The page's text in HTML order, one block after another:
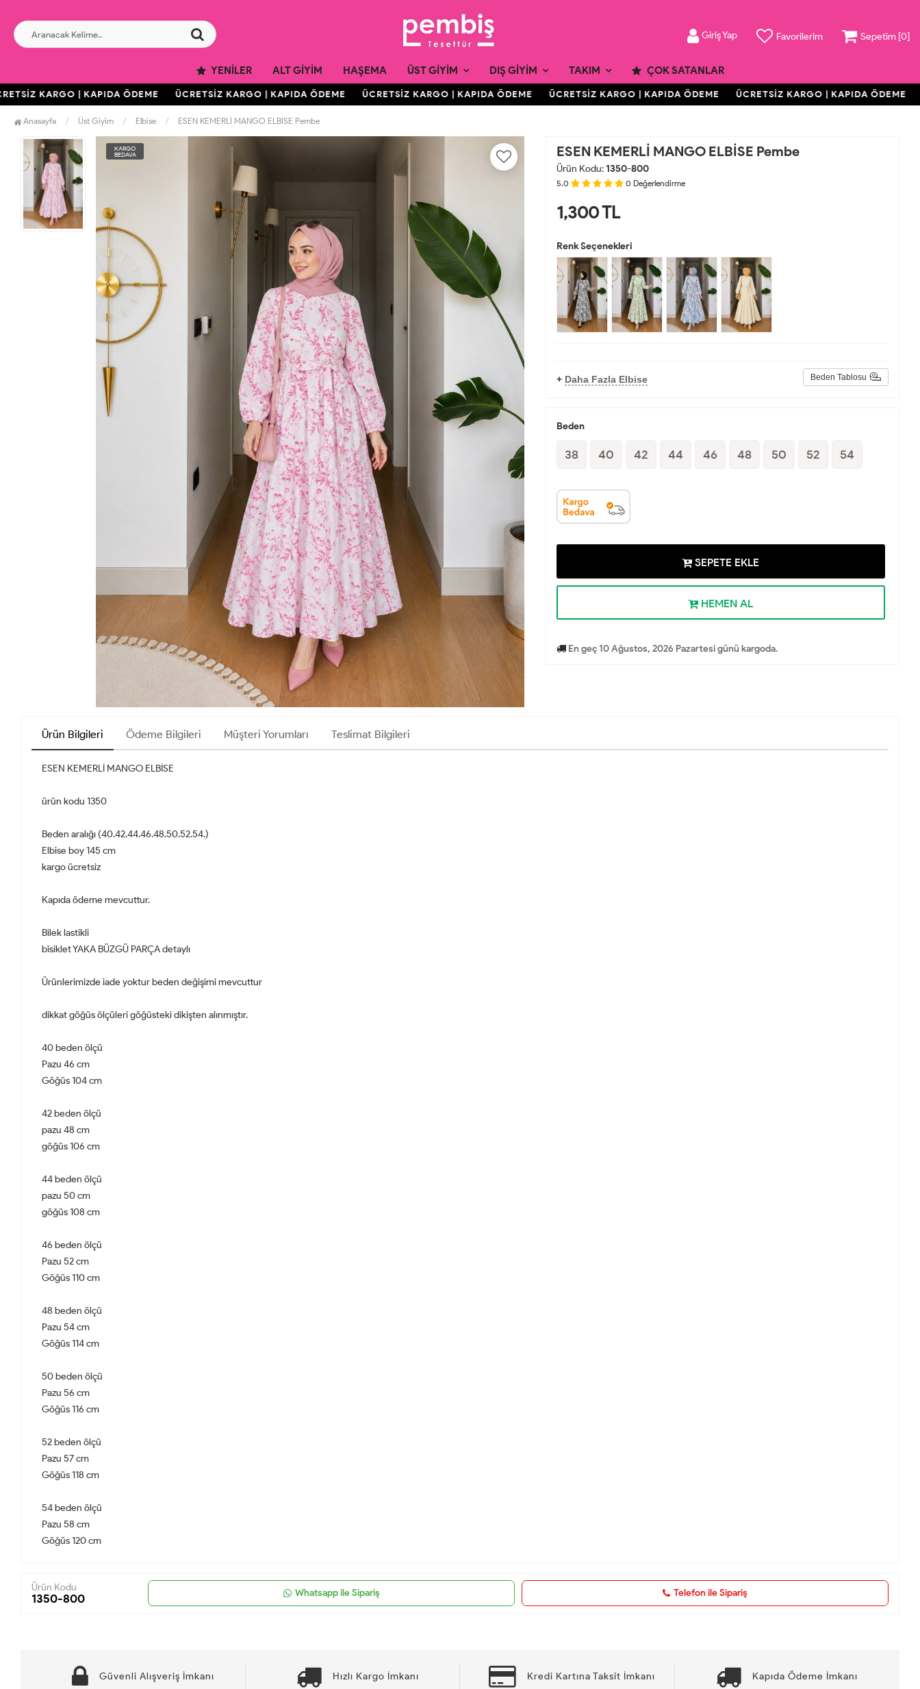
Giriş Yap Favorilerim Sepetim [0]
YENILER ALT GIYIM HAŞEMA ÜST GIYIM DIŞ GIYIM TAKIM ÇOK SATANLAR
KARGO | KAPIDA ÖDEME ÜCRETSİZ KARGO | KAPIDA ÖDEME ÜCRETSİZ KARGO | KAPIDA ÖDEME ÜCRETSİZ KARGO | KAPIDA ÖDEME ÜCRETSİZ KARGO | KAPIDA ÖDEME
Anasayfa Üst Giyim Elbise ESEN KEMERLİ MANGO ELBİSE Pembe
KARGO
BEDAVA
ESEN KEMERLİ MANGO ELBİSE Pembe
Ürün Kodu:1350-800
5.0 0 Değerlendirme
1,300TL
Renk Seçenekleri
+ Daha Fazla Elbise Beden Tablosu
Beden
38 40 42 44 46 48 50 52 54
SEPETE EKLE
HEMEN AL
En geç 10 Ağustos, 2026 Pazartesi günü kargoda.
Ürün Bilgileri Ödeme Bilgileri Müşteri Yorumları Teslimat Bilgileri
ESEN KEMERLİ MANGO ELBİSE
ürün kodu 1350
Beden aralığı (40.42.44.46.48.50.52.54.)
Elbise boy 145 cm
kargo ücretsiz
Kapıda ödeme mevcuttur.
Bilek lastikli
bisiklet YAKA BÜZGÜ PARÇA detaylı
Ürünlerimizde iade yoktur beden değişimi mevcuttur
dikkat göğüs ölçüleri göğüsteki dikişten alınmıştır.
40 beden ölçü
Pazu 46 cm
Göğüs 104 cm
42 beden ölçü
pazu 48 cm
göğüs 106 cm
44 beden ölçü
pazu 50 cm
göğüs 108 cm
46 beden ölçü
Pazu 52 cm
Göğüs 110 cm
48 beden ölçü
Pazu 54 cm
Göğüs 114 cm
50 beden ölçü
Pazu 56 cm
Göğüs 116 cm
52 beden ölçü
Pazu 57 cm
Göğüs 118 cm
54 beden ölçü
Pazu 58 cm
Göğüs 120 cm
Ürün Kodu
1350-800 Whatsapp ile Sipariş Telefon ile Sipariş
Güvenli Alışveriş İmkanı Hızlı Kargo İmkanı Kredi Kartına Taksit İmkanı Kapıda Ödeme İmkanı